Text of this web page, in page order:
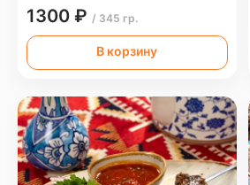
1300 ₽ / 345 гр.
В корзину